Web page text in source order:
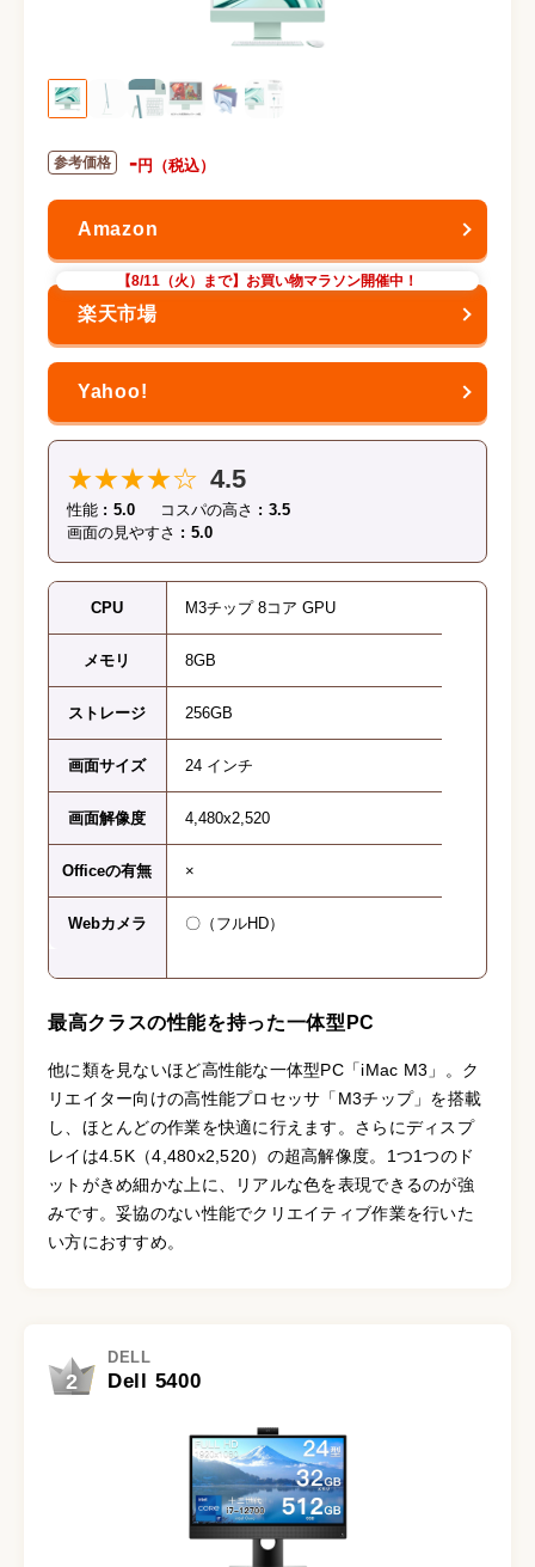
-
【8/11（火）まで】お買い物マラソン開催中！
★★★★☆ 4.5
性能 5.0 コスパの高さ
3.5
画面の見やすさ
5.0
CPU M3チップ 8コア GPU
メモリ 8GB
ストレージ 256GB
画面サイズ 24 インチ
画面解像度 4,480x2,520
Officeの有無 ×
Webカメラ 〇（フルHD）
最高クラスの性能を持った一体型PC
他に類を見ないほど高性能な一体型PC「iMac M3」。ク
リエイター向けの高性能プロセッサ「M3チップ」を搭載
し、ほとんどの作業を快適に行えます。さらにディスプ
レイは4.5K（4,480x2,520）の超高解像度。1つ1つのド
ットがきめ細かな上に、リアルな色を表現できるのが強
みです。妥協のない性能でクリエイティブ作業を行いた
い方におすすめ。
2
DELL
Dell 5400